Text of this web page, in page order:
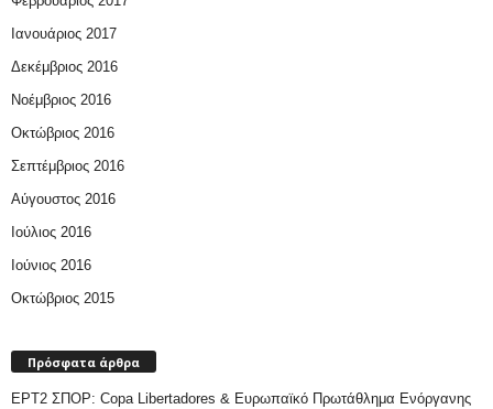
Ιανουάριος 2017
Δεκέμβριος 2016
Νοέμβριος 2016
Οκτώβριος 2016
Σεπτέμβριος 2016
Αύγουστος 2016
Ιούλιος 2016
Ιούνιος 2016
Οκτώβριος 2015
Πρόσφατα άρθρα
ΕΡΤ2 ΣΠΟΡ: Copa Libertadores & Ευρωπαϊκό Πρωτάθλημα Ενόργανης